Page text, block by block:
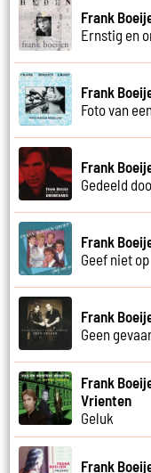
Frank
Ernstig en
Frank
Foto van
Frank
Gedeeld
Frank
Geef niet op
Frank
Geen
Frank
Vrienten
Geluk
Frank